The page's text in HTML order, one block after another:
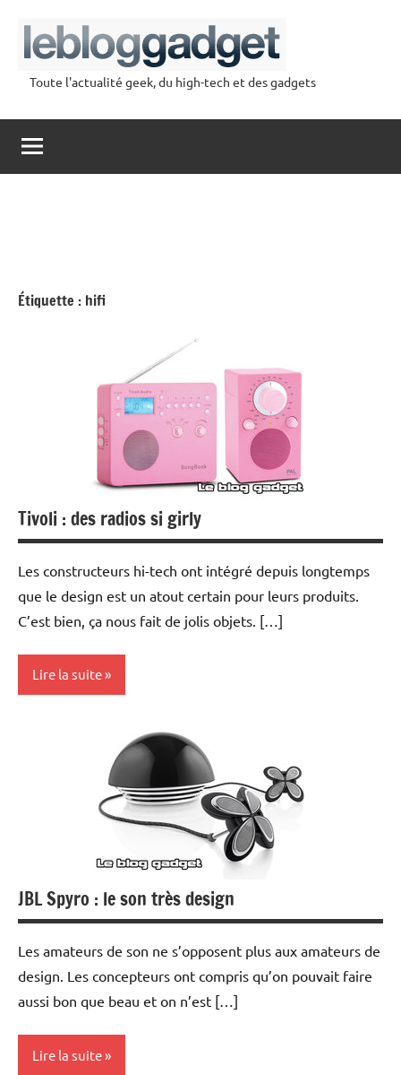
contenu
Toute l'actualité geek, du high-tech et des gadgets
Étiquette : hifi
Tivoli : des radios si girly
Les constructeurs hi-tech ont intégré depuis longtemps
que le design est un atout certain pour leurs produits.
C’est bien, ça nous fait de jolis objets. […]
Lire la suite
JBL Spyro : le son très design
Les amateurs de son ne s’opposent plus aux amateurs de
design. Les concepteurs ont compris qu’on pouvait faire
aussi bon que beau et on n’est […]
Lire la suite